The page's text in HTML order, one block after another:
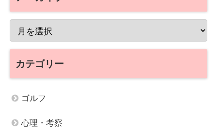
カテゴリー
ゴルフ
心理・考察